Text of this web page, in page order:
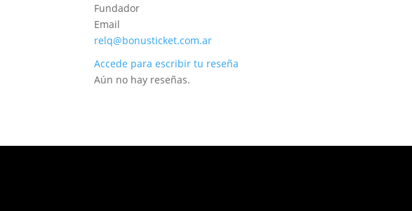
Fundador
Email
relq@bonusticket.com.ar
Accede para escribir tu reseña
Aún no hay reseñas.